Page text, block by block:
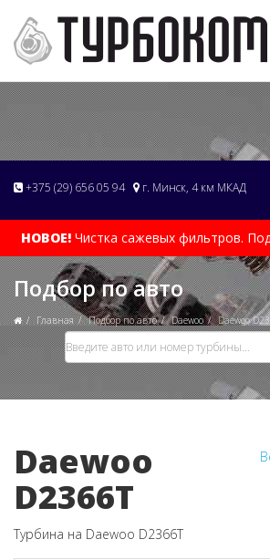
+375 (29) 656 05 94 г. Минск, 4 км МКАД
НОВОЕ! Чистка сажевых фильтров.
Подбор по авто
Главная Подбор по авто Daewoo Daewoo
Daewoo
D2366T
Турбина на Daewoo D2366T